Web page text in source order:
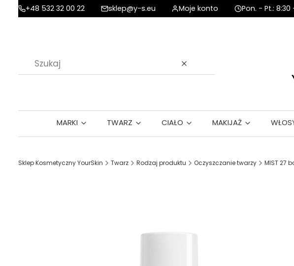
+48 532 32 00 22 sklep@y-s.eu Moje konto Pon. - Pt.: 8:30
Wyczyść
MARKI TWARZ CIAŁO MAKIJAŻ
Sklep Kosmetyczny YourSkin Twarz Rodzaj produktu Oczyszczanie twarzy MIST 27